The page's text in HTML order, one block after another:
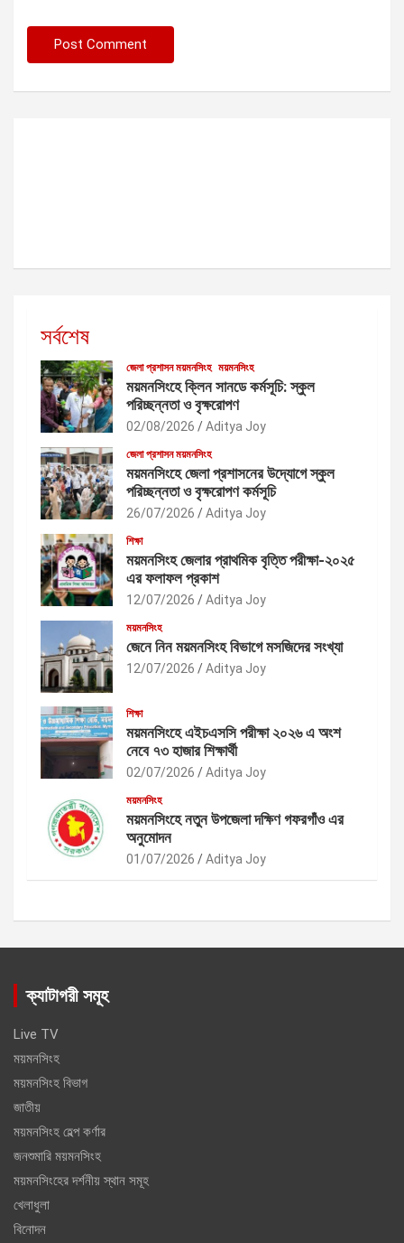
সর্বশেষ
জেলা প্রশাসন ময়মনসিংহ ময়মনসিংহ
ময়মনসিংহে ক্লিন সানডে কর্মসূচি: স্কুল
পরিচ্ছন্নতা ও বৃক্ষরোপণ
02/08/2026 Aditya Joy
জেলা প্রশাসন ময়মনসিংহ
ময়মনসিংহে জেলা প্রশাসনের উদ্যোগে স্কুল
পরিচ্ছন্নতা ও বৃক্ষরোপণ কর্মসূচি
26/07/2026 Aditya Joy
শিক্ষা
ময়মনসিংহ জেলার প্রাথমিক বৃত্তি পরীক্ষা-২০২৫
এর ফলাফল প্রকাশ
12/07/2026 Aditya Joy
ময়মনসিংহ
জেনে নিন ময়মনসিংহ বিভাগে মসজিদের সংখ্যা
12/07/2026 Aditya Joy
শিক্ষা
ময়মনসিংহে এইচএসসি পরীক্ষা ২০২৬ এ অংশ
নেবে ৭৩ হাজার শিক্ষার্থী
02/07/2026 Aditya Joy
ময়মনসিংহ
ময়মনসিংহে নতুন উপজেলা দক্ষিণ গফরগাঁও এর
অনুমোদন
01/07/2026 Aditya Joy
ক্যাটাগরী সমূহ
Live TV
ময়মনসিংহ
ময়মনসিংহ বিভাগ
জাতীয়
ময়মনসিংহ হেল্প কর্ণার
জনশুমারি ময়মনসিংহ
ময়মনসিংহের দর্শনীয় স্থান সমূহ
খেলাধুলা
বিনোদন